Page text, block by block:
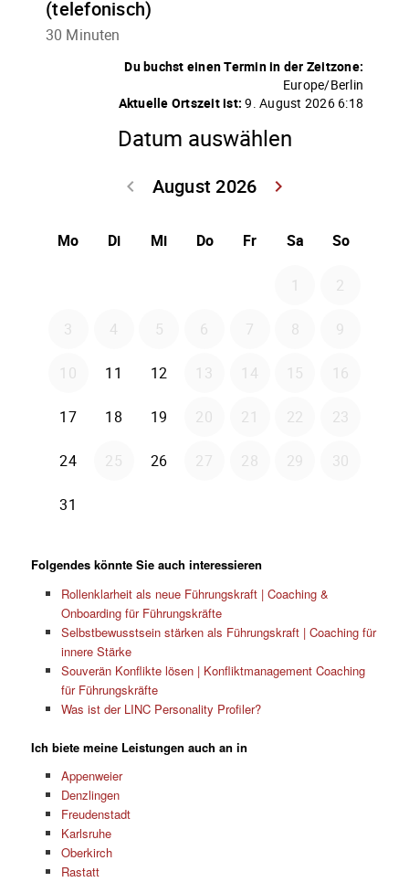
Folgendes könnte Sie auch interessieren
Rollenklarheit als neue Führungskraft | Coaching &
Onboarding für Führungskräfte
Selbstbewusstsein stärken als Führungskraft | Coaching für
innere Stärke
Souverän Konflikte lösen | Konfliktmanagement Coaching
für Führungskräfte
Was ist der LINC Personality Profiler?
Ich biete meine Leistungen auch an in
Appenweier
Denzlingen
Freudenstadt
Karlsruhe
Oberkirch
Rastatt